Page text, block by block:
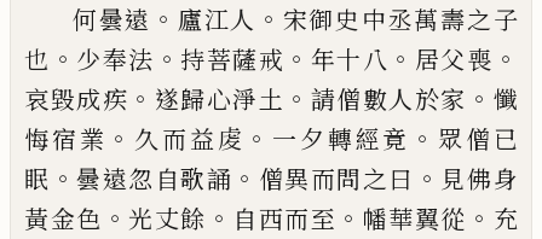
何曇遠 。 廬江人 。 宋御史中丞萬壽之子
也 。 少奉法 。 持菩薩戒 。 年十八 。 居父喪 。
哀毀成疾 。 遂歸心淨土 。 請僧數人於家 。 懺
悔宿業 。 久而益䖍 。 一夕轉經竟 。 眾僧 已
眠 。曇遠忽自歌誦 。 僧異而問之曰 。 見佛身
黃金色 。 光丈餘 。 自西而至 。 幡華翼從 。 充